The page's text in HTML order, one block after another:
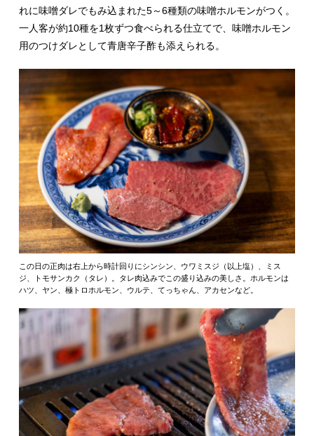
れに味噌ダレでもみ込まれた5～6種類の味噌ホルモンがつく。
一人客が約10種を1枚ずつ食べられる仕立てで、味噌ホルモン
用のつけダレとして青唐辛子酢も添えられる。
この日の正肉は右上から時計回りにシンシン、ウワミスジ（以上塩）、ミス
ジ、トモサンカク（タレ）。タレ肉込みでこの盛り込みの美しさ。ホルモンは
ハツ、ヤン、極トロホルモン、ウルテ、てっちゃん、アカセンなど。